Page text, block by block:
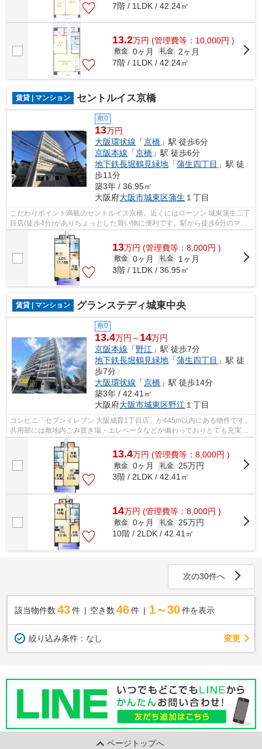
7階 / 1LDK / 42.24㎡
13.2万円 (管理費等：10,000円 )
敷金 0ヶ月 礼金
2ヶ月
7階 / 1LDK / 42.24㎡
賃貸 | マンション セントルイス京橋
敷0
13万円
大阪環状線 「京橋 」駅 徒歩6分
京阪本線 「京橋 」駅 徒歩6分
地下鉄長堀鶴見緑地 「蒲生四丁目 」駅 徒
歩11分
築3年 / 36.95㎡
大阪府大阪市城東区蒲生 １丁目
こだわりポイント満載のセントルイス京橋。近くにはローソン 城東蒲生二丁
目店(徒歩4分)がありちょっとした買い物に便利です。駅から徒歩6分のマン
ションで、電車での通勤にも便利な立...
13万円 (管理費等：8,000円 )
敷金 0ヶ月 礼金
1ヶ月
3階 / 1LDK / 36.95㎡
賃貸 | マンション グランステディ城東中央
敷0
13.4万円～ 14万円
京阪本線 「野江 」駅 徒歩7分
地下鉄長堀鶴見緑地 「蒲生四丁目 」駅 徒
歩7分
大阪環状線 「京橋 」駅 徒歩14分
築3年 / 42.41㎡
大阪府大阪市城東区野江 １丁目
コンビニ「セブンイレブン 大阪成育1丁目店」が445m以内にある物件です。
共用部には敷地内ごみ置き場・エレベータなどが備わっておりとても充実し
ています。造りとデザインに関して、...
13.4万円 (管理費等：8,000円 )
敷金 0ヶ月 礼金 25万円
3階 / 2LDK / 42.41㎡
14万円 (管理費等：8,000円 )
敷金 0ヶ月 礼金 25万円
10階 / 2LDK / 42.41㎡
次の30件へ
該当物件数 43件 空き数 46 件 1～30 件を表示
絞り込み条件： なし 変更
ページトップへ